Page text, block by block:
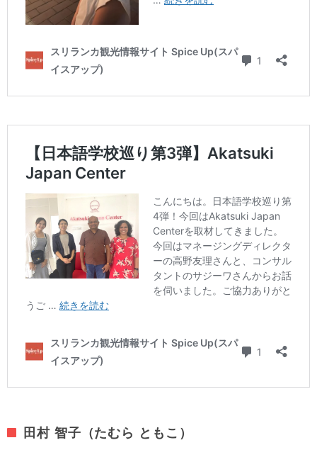
田村 智子（たむら ともこ）